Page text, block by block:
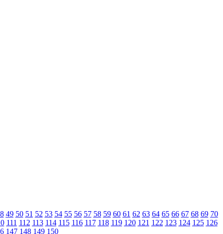
49 50 51 52 53 54 55 56 57 58 59 60 61 62 63 64 65 66 67 68 69 70
111 112 113 114 115 116 117 118 119 120 121 122 123 124 125 126
147 148 149 150